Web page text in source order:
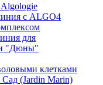
с ALGO4
для
"Дюны"
клетками
(Jardin Marin)